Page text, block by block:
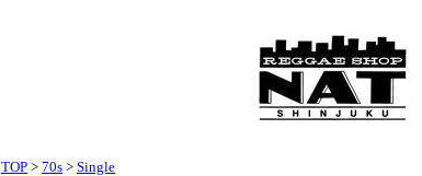
TOP > 70s > Single